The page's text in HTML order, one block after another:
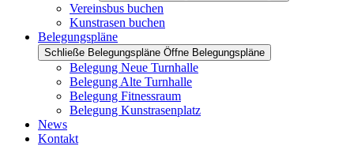
Vereinsbus buchen
Kunstrasen buchen
Belegungspläne
Schließe Belegungspläne Öffne Belegungspläne
Belegung Neue Turnhalle
Belegung Alte Turnhalle
Belegung Fitnessraum
Belegung Kunstrasenplatz
News
Kontakt